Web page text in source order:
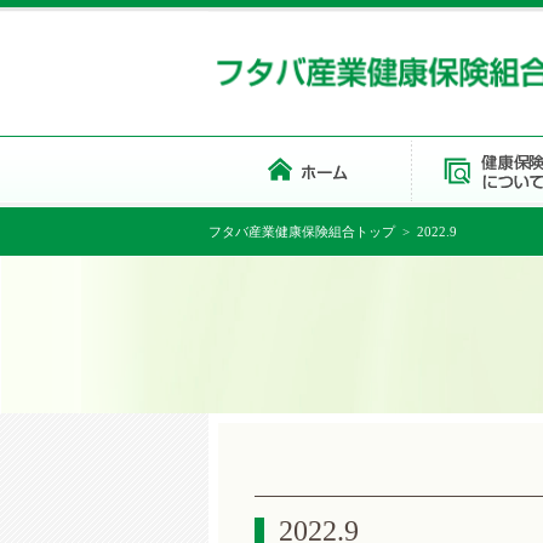
フタバ産業健康保険組合トップ> 2022.9
2022.9